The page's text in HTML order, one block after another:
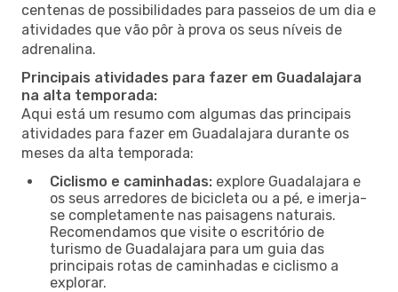
centenas de possibilidades para passeios de um dia e
atividades que vão pôr à prova os seus níveis de
adrenalina.
Principais atividades para fazer em Guadalajara
na alta temporada:
Aqui está um resumo com algumas das principais
atividades para fazer em Guadalajara durante os
meses da alta temporada:
Ciclismo e caminhadas: explore Guadalajara e
os seus arredores de bicicleta ou a pé, e imerja-
se completamente nas paisagens naturais.
Recomendamos que visite o escritório de
turismo de Guadalajara para um guia das
principais rotas de caminhadas e ciclismo a
explorar.